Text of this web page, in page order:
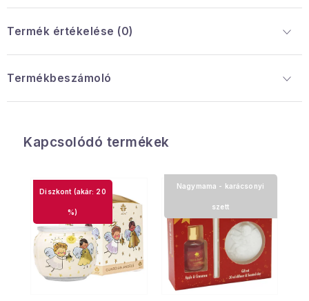
Termék értékelése (0)
Termékbeszámoló
Kapcsolódó termékek
(akár: 20
%)
Nagymama - karácsonyi
szett